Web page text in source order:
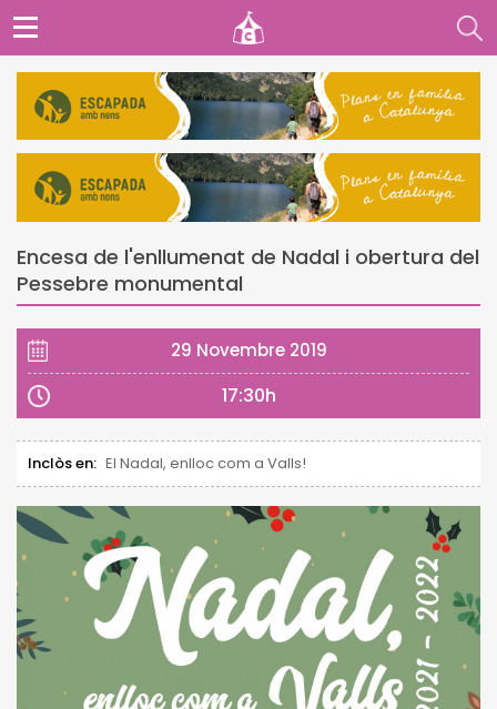
Encesa de l'enllumenat de Nadal i obertura del
Pessebre monumental
29 Novembre 2019
17:30h
Inclòs en: El Nadal, enlloc com a Valls!